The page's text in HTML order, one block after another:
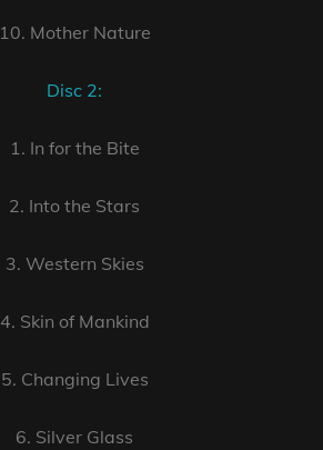
10. Mother Nature
Disc 2:
1. In for the Bite
2. Into the Stars
3. Western Skies
4. Skin of Mankind
5. Changing Lives
6. Silver Glass